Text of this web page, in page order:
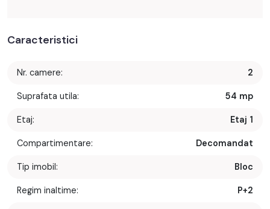
Caracteristici
Nr. camere: 2
Suprafata utila: 54 mp
Etaj: Etaj 1
Compartimentare: Decomandat
Tip imobil: Bloc
Regim inaltime: P+2